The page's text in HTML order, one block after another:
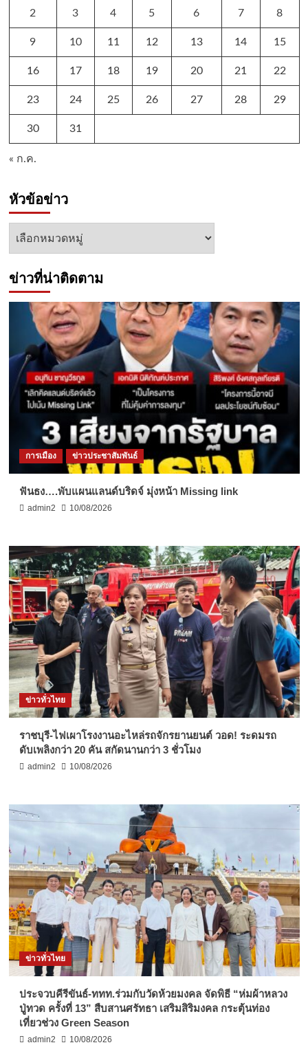
2 3 4 5 6 7 8
9 10 11 12 13 14 15
16 17 18 19 20 21 22
23 24 25 26 27 28 29
30 31
« ก.ค.
หัวข้อข่าว
หัวข้อ
ข่าวที่น่าติดตาม
การเมือง ข่าวประชาสัมพันธ์
ฟันธง….พับแผนแลนด์บริดจ์ มุ่งหน้า Missing link
admin2 10/08/2026
ข่าวทั่วไทย
ราชบุรี-ไฟเผาโรงงานอะไหล่รถจักรยานยนต์ วอด! ระดมรถ
ดับเพลิงกว่า 20 คัน สกัดนานกว่า 3 ชั่วโมง
admin2 10/08/2026
ข่าวทั่วไทย
ประจวบคีรีขันธ์-ททท.ร่วมกับวัดห้วยมงคล จัดพิธี “ห่มผ้าหลวง
ปู่ทวด ครั้งที่ 13” สืบสานศรัทธา เสริมสิริมงคล กระตุ้นท่อง
เที่ยวช่วง Green Season
admin2 10/08/2026